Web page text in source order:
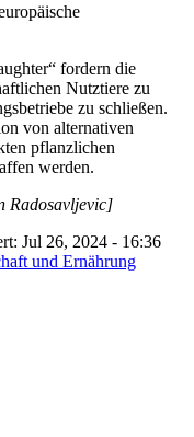
fordern die
Nutztiere zu
zu schließen.
von alternativen
pflanzlichen
werden.
Radosavljevic]
Jul 26, 2024 - 16:36
und Ernährung